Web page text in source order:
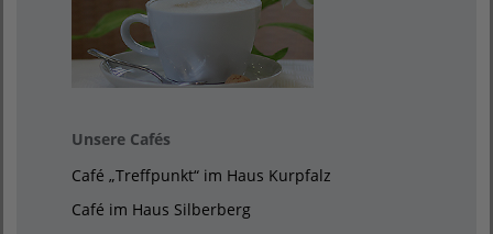
Unsere Cafés
Café „Treffpunkt“ im Haus Kurpfalz
Café im Haus Silberberg